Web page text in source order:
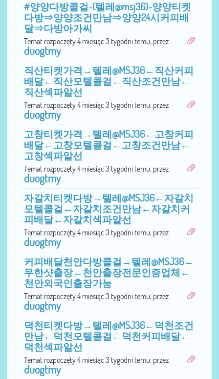
#양양다방콜걸-(텔레@msj36)-양양티켓
다방⇒양양조건만남⇒양양24시커피배
달⇒다방아가씨
Temat rozpoczęty 4 miesiąc 3 tygodni temu, przez
duogtmy
직산티켓가격→텔레@MSJ36←직산커피
배달←직산모텔콜걸←직산조건만남←
직산섹파알선
Temat rozpoczęty 4 miesiąc 3 tygodni temu, przez
duogtmy
고창티켓가격→텔레@MSJ36←고창커피
배달←고창모텔콜걸←고창조건만남←
고창섹파알선
Temat rozpoczęty 4 miesiąc 3 tygodni temu, przez
duogtmy
자갈치티켓다방→텔레@MSJ36←자갈치
모텔콜걸←자갈치조건만남←자갈치커
피배달←자갈치섹파알선
Temat rozpoczęty 4 miesiąc 3 tygodni temu, przez
duogtmy
커피배달천안다방콜걸→텔레@MSJ36←
무한샷출장←천안출장전문인증업체←
천안외국인출장가능
Temat rozpoczęty 4 miesiąc 3 tygodni temu, przez
duogtmy
덕천티켓다방→텔레@MSJ36←덕천조건
만남←덕천모텔콜걸←덕천커피배달←
덕천섹파알선
Temat rozpoczęty 4 miesiąc 3 tygodni temu, przez
duogtmy